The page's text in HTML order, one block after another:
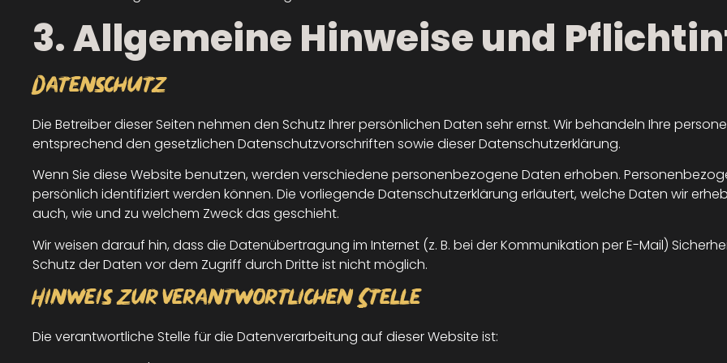
3. Allgemeine Hinweise und
Datenschutz
Die Betreiber dieser Seiten nehmen den Schutz Ihrer persönlichen Daten sehr ernst. Wir behandeln Ihre
entsprechend den gesetzlichen Datenschutzvorschriften sowie dieser Datenschutzerklärung.
Wenn Sie diese Website benutzen, werden verschiedene personenbezogene Daten erhoben.
persönlich identifiziert werden können. Die vorliegende Datenschutzerklärung erläutert, welche Daten wir
auch, wie und zu welchem Zweck das geschieht.
Wir weisen darauf hin, dass die Datenübertragung im Internet (z. B. bei der Kommunikation per E-Mail)
Schutz der Daten vor dem Zugriff durch Dritte ist nicht möglich.
Hinweis zur verantwortlichen Stelle
Die verantwortliche Stelle für die Datenverarbeitung auf dieser Website ist: